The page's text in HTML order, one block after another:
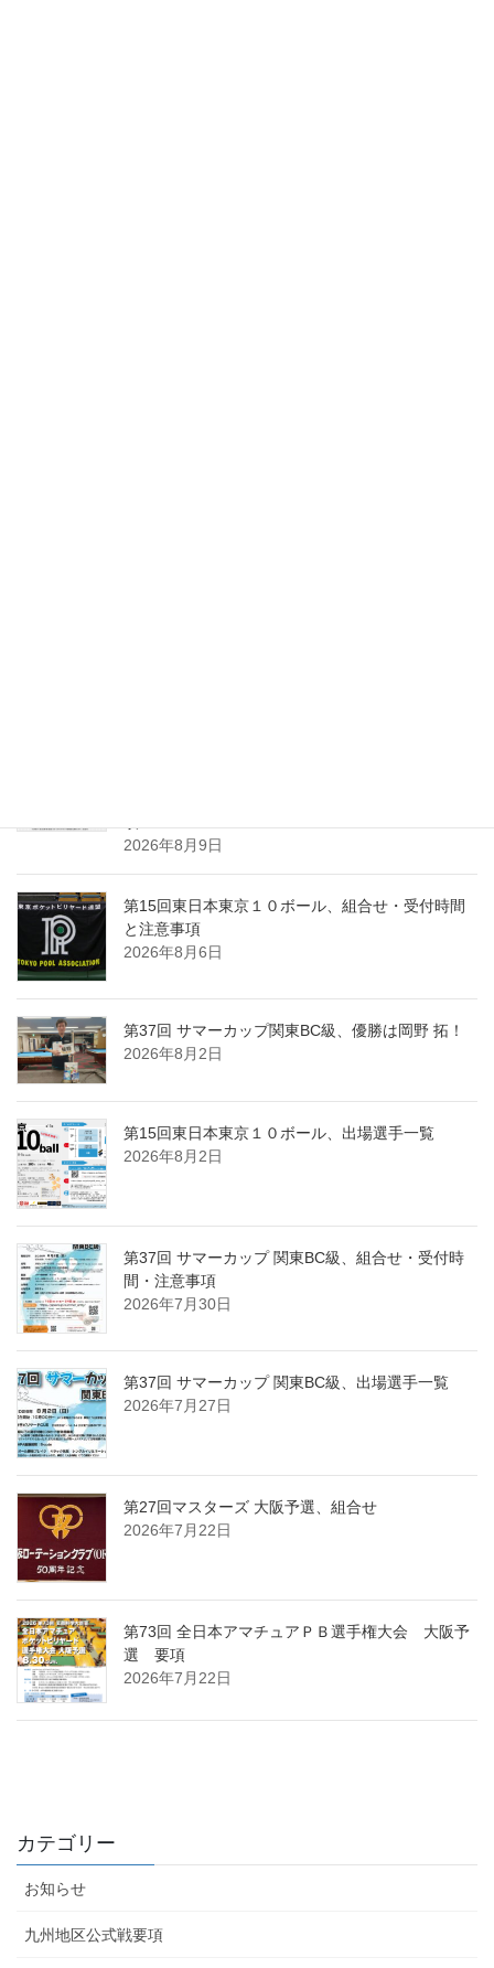
2026年8月9日
第15回東日本東京１０ボール、組合せ・受付時間
と注意事項
2026年8月6日
第37回 サマーカップ関東BC級、優勝は岡野 拓！
2026年8月2日
第15回東日本東京１０ボール、出場選手一覧
2026年8月2日
第37回 サマーカップ 関東BC級、組合せ・受付時
間・注意事項
2026年7月30日
第37回 サマーカップ 関東BC級、出場選手一覧
2026年7月27日
第27回マスターズ 大阪予選、組合せ
2026年7月22日
第73回 全日本アマチュアＰＢ選手権大会 大阪予
選 要項
2026年7月22日
カテゴリー
お知らせ
九州地区公式戦要項